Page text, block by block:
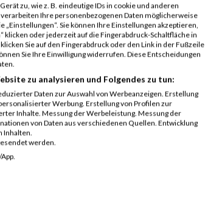
zu, wie z. B. eindeutige IDs in cookie und anderen
Ihre personenbezogenen Daten möglicherweise
Sie können Ihre Einstellungen akzeptieren,
klicken oder jederzeit auf die Fingerabdruck-Schaltfläche in
Sie auf den Fingerabdruck oder den Link in der Fußzeile
Sie Ihre Einwilligung widerrufen. Diese Entscheidungen
zu analysieren und Folgendes zu tun:
Daten zur Auswahl von Werbeanzeigen. Erstellung
Werbung. Erstellung von Profilen zur
Inhalte. Messung der Werbeleistung. Messung der
von Daten aus verschiedenen Quellen. Entwicklung
Inhalten.
werden.